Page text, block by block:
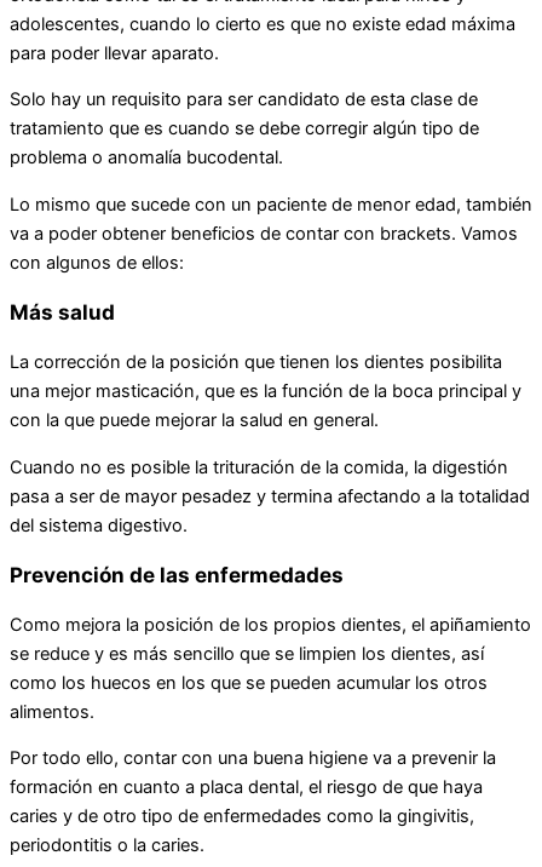
adolescentes, cuando lo cierto es que no existe edad máxima
para poder llevar aparato.
Solo hay un requisito para ser candidato de esta clase de
tratamiento que es cuando se debe corregir algún tipo de
problema o anomalía bucodental.
Lo mismo que sucede con un paciente de menor edad, también
va a poder obtener beneficios de contar con brackets. Vamos
con algunos de ellos:
Más salud
La corrección de la posición que tienen los dientes posibilita
una mejor masticación, que es la función de la boca principal y
con la que puede mejorar la salud en general.
Cuando no es posible la trituración de la comida, la digestión
pasa a ser de mayor pesadez y termina afectando a la totalidad
del sistema digestivo.
Prevención de las enfermedades
Como mejora la posición de los propios dientes, el apiñamiento
se reduce y es más sencillo que se limpien los dientes, así
como los huecos en los que se pueden acumular los otros
alimentos.
Por todo ello, contar con una buena higiene va a prevenir la
formación en cuanto a placa dental, el riesgo de que haya
caries y de otro tipo de enfermedades como la gingivitis,
periodontitis o la caries.